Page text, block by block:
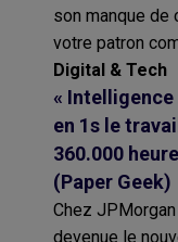
son manque de
votre patron
Digital & Tech
«
en 1s le
360.000
(Paper Geek)
Chez
devenue le